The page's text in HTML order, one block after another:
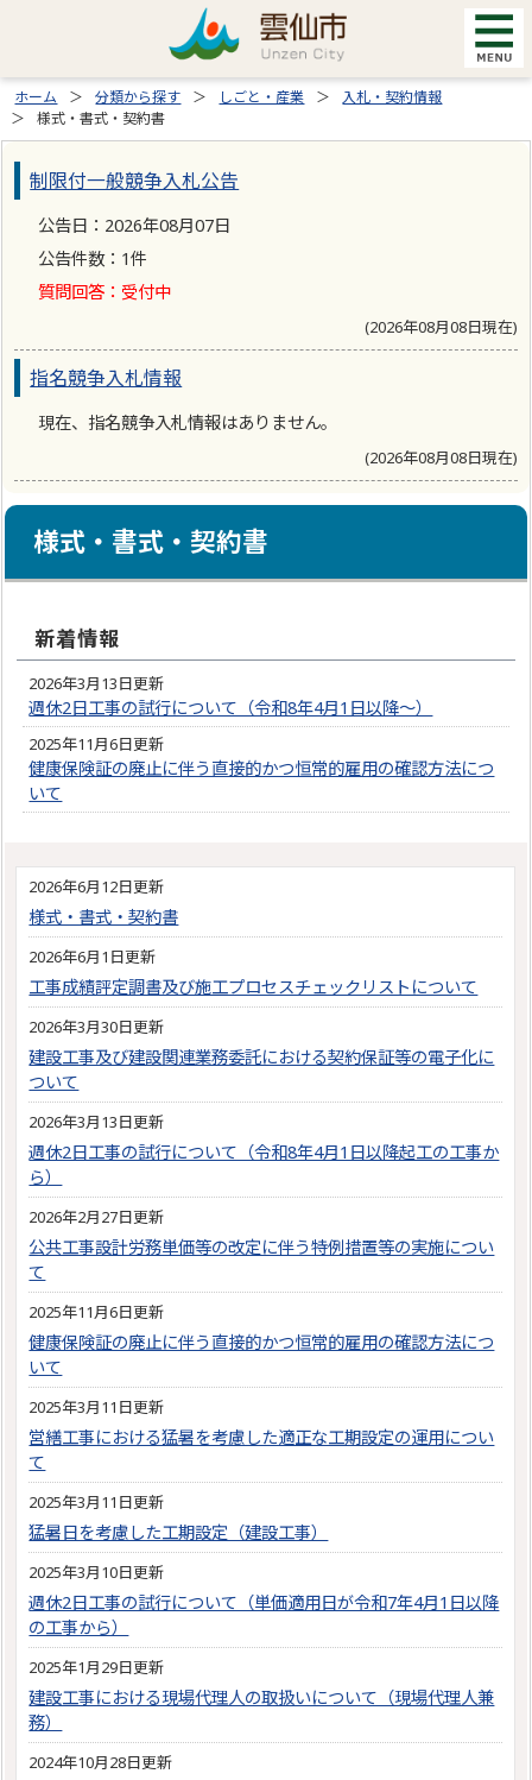
ホーム 分類から探す しごと・産業
入札・契約情報
様式・書式・契約書
制限付一般競争入札公告
公告日：2026年08月07日
公告件数：1件
質問回答：受付中
(2026年08月08日現在)
指名競争入札情報
現在、指名競争入札情報はありません。
(2026年08月08日現在)
様式・書式・契約書
新着情報
2026年3月13日更新
週休2日工事の試行について（令和8年4月1日以降～）
2025年11月6日更新
健康保険証の廃止に伴う直接的かつ恒常的雇用の確認方法につ
いて
2026年6月12日更新
様式・書式・契約書
2026年6月1日更新
工事成績評定調書及び施工プロセスチェックリストについて
2026年3月30日更新
建設工事及び建設関連業務委託における契約保証等の電子化に
ついて
2026年3月13日更新
週休2日工事の試行について（令和8年4月1日以降起工の工事か
ら）
2026年2月27日更新
公共工事設計労務単価等の改定に伴う特例措置等の実施につい
て
2025年11月6日更新
健康保険証の廃止に伴う直接的かつ恒常的雇用の確認方法につ
いて
2025年3月11日更新
営繕工事における猛暑を考慮した適正な工期設定の運用につい
て
2025年3月11日更新
猛暑日を考慮した工期設定（建設工事）
2025年3月10日更新
週休2日工事の試行について（単価適用日が令和7年4月1日以降
の工事から）
2025年1月29日更新
建設工事における現場代理人の取扱いについて（現場代理人兼
務）
2024年10月28日更新